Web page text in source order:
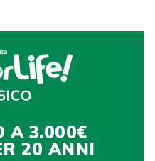
A 3.000€
20 ANNI